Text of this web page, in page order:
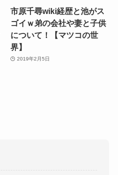
市原千尋wiki経歴と池がス
ゴイｗ弟の会社や妻と子供
について！【マツコの世
界】
2019年2月5日